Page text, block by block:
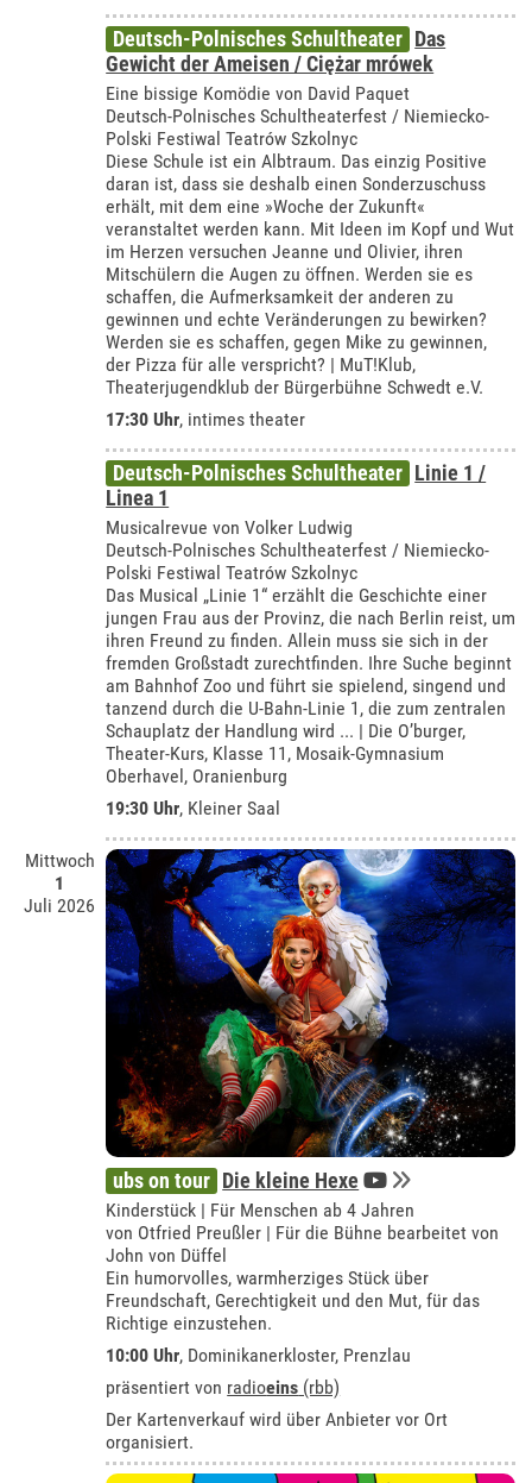
Deutsch-Polnisches Schultheater Das
Gewicht der Ameisen / Ciężar mrówek
Eine bissige Komödie von David Paquet
Deutsch-Polnisches Schultheaterfest / Niemiecko-
Polski Festiwal Teatrów Szkolnyc
Diese Schule ist ein Albtraum. Das einzig Positive
daran ist, dass sie deshalb einen Sonderzuschuss
erhält, mit dem eine »Woche der Zukunft«
veranstaltet werden kann. Mit Ideen im Kopf und Wut
im Herzen versuchen Jeanne und Olivier, ihren
Mitschülern die Augen zu öffnen. Werden sie es
schaffen, die Aufmerksamkeit der anderen zu
gewinnen und echte Veränderungen zu bewirken?
Werden sie es schaffen, gegen Mike zu gewinnen,
der Pizza für alle verspricht? | MuT!Klub,
Theaterjugendklub der Bürgerbühne Schwedt e.V.
17:30 Uhr, intimes theater
Deutsch-Polnisches Schultheater Linie 1 /
Linea 1
Musicalrevue von Volker Ludwig
Deutsch-Polnisches Schultheaterfest / Niemiecko-
Polski Festiwal Teatrów Szkolnyc
Das Musical „Linie 1“ erzählt die Geschichte einer
jungen Frau aus der Provinz, die nach Berlin reist, um
ihren Freund zu finden. Allein muss sie sich in der
fremden Großstadt zurechtfinden. Ihre Suche beginnt
am Bahnhof Zoo und führt sie spielend, singend und
tanzend durch die U-Bahn-Linie 1, die zum zentralen
Schauplatz der Handlung wird ... | Die O’burger,
Theater-Kurs, Klasse 11, Mosaik-Gymnasium
Oberhavel, Oranienburg
19:30 Uhr, Kleiner Saal
Mittwoch
1
Juli 2026
ubs on tour Die kleine Hexe
Kinderstück | Für Menschen ab 4 Jahren
von Otfried Preußler | Für die Bühne bearbeitet von
John von Düffel
Ein humorvolles, warmherziges Stück über
Freundschaft, Gerechtigkeit und den Mut, für das
Richtige einzustehen.
10:00 Uhr, Dominikanerkloster, Prenzlau
präsentiert von radioeins (rbb)
Der Kartenverkauf wird über Anbieter vor Ort
organisiert.